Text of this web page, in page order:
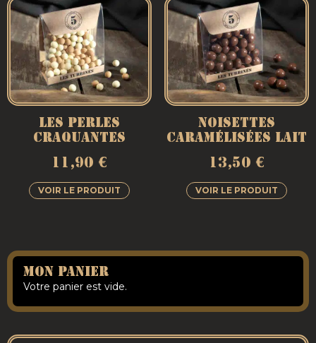
LES PERLES
CRAQUANTES
11,90 €
VOIR LE PRODUIT
NOISETTES
CARAMÉLISÉES LAIT
13,50 €
VOIR LE PRODUIT
Mon Panier
Votre panier est vide.